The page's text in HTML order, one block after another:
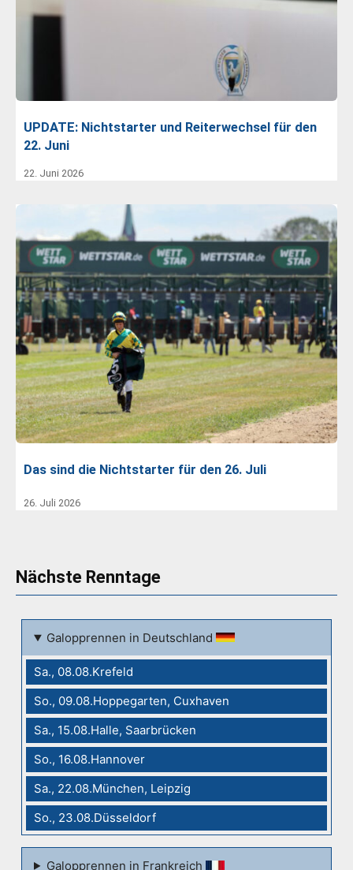
UPDATE: Nichtstarter und Reiterwechsel für den
22. Juni
22. Juni 2026
Das sind die Nichtstarter für den 26. Juli
26. Juli 2026
Nächste Renntage
Galopprennen in Deutschland
Sa., 08.08.Krefeld
So., 09.08.Hoppegarten, Cuxhaven
Sa., 15.08.Halle, Saarbrücken
So., 16.08.Hannover
Sa., 22.08.München, Leipzig
So., 23.08.Düsseldorf
Galopprennen in Frankreich